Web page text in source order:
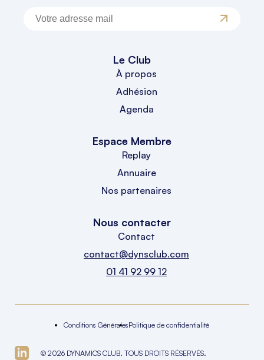
Le Club
À propos
Adhésion
Agenda
Espace Membre
Replay
Annuaire
Nos partenaires
Nous contacter
Contact
contact@dynsclub.com
01 41 92 99 12
© 2026 DYNAMICS CLUB. TOUS DROITS RÉSERVÉS.
Conditions GénéralesPolitique de confidentialité